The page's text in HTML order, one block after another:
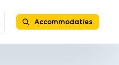
Accommodaties